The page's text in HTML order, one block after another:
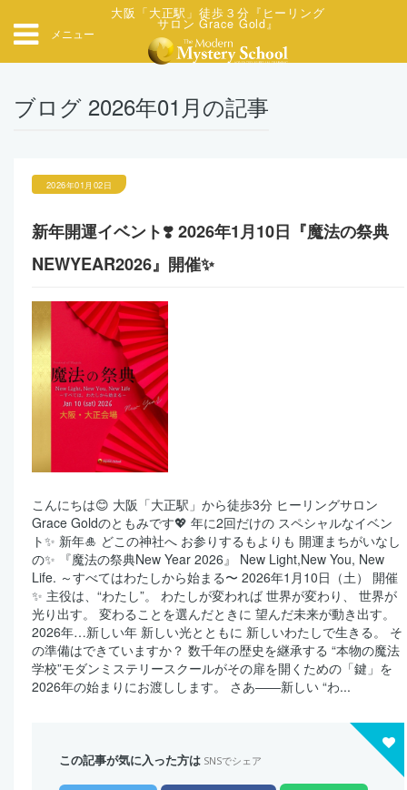
メニュー
大阪「大正駅」徒歩３分『ヒーリング
サロン Grace Gold』
ブログ 2026年01月の記事
2026年01月02日
新年開運イベント❣️ 2026年1月10日『魔法の祭典
NEWYEAR2026』開催✨
こんにちは😊 大阪「大正駅」から徒歩3分 ヒーリングサロン
Grace Goldのともみです💖 年に2回だけの スペシャルなイベン
ト✨ 新年🎍 どこの神社へ お参りするもよりも 開運まちがいなし
の✨ 『魔法の祭典New Year 2026』 New Light,New You, New
Life. ～すべてはわたしから始まる〜 2026年1月10日（土） 開催
✨ 主役は、“わたし”。 わたしが変われば 世界が変わり、 世界が
光り出す。 変わることを選んだときに 望んだ未来が動き出す。
2026年…新しい年 新しい光とともに 新しいわたしで生きる。 そ
の準備はできていますか？ 数千年の歴史を継承する “本物の魔法
学校”モダンミステリースクールがその扉を開くための「鍵」を
2026年の始まりにお渡しします。 さあ――新しい “わ...
この記事が気に入った方は SNSでシェア